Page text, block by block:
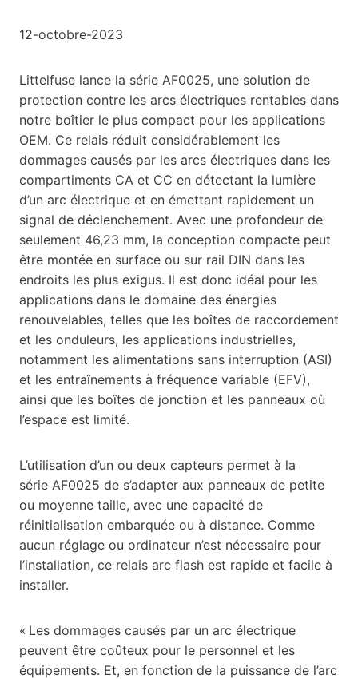
12-octobre-2023
Littelfuse lance la série AF0025, une solution de
protection contre les arcs électriques rentables dans
notre boîtier le plus compact pour les applications
OEM. Ce relais réduit considérablement les
dommages causés par les arcs électriques dans les
compartiments CA et CC en détectant la lumière
d’un arc électrique et en émettant rapidement un
signal de déclenchement. Avec une profondeur de
seulement 46,23 mm, la conception compacte peut
être montée en surface ou sur rail DIN dans les
endroits les plus exigus. Il est donc idéal pour les
applications dans le domaine des énergies
renouvelables, telles que les boîtes de raccordement
et les onduleurs, les applications industrielles,
notamment les alimentations sans interruption (ASI)
et les entraînements à fréquence variable (EFV),
ainsi que les boîtes de jonction et les panneaux où
l’espace est limité.
L’utilisation d’un ou deux capteurs permet à la
série AF0025 de s’adapter aux panneaux de petite
ou moyenne taille, avec une capacité de
réinitialisation embarquée ou à distance. Comme
aucun réglage ou ordinateur n’est nécessaire pour
l’installation, ce relais arc flash est rapide et facile à
installer.
« Les dommages causés par un arc électrique
peuvent être coûteux pour le personnel et les
équipements. Et, en fonction de la puissance de l’arc